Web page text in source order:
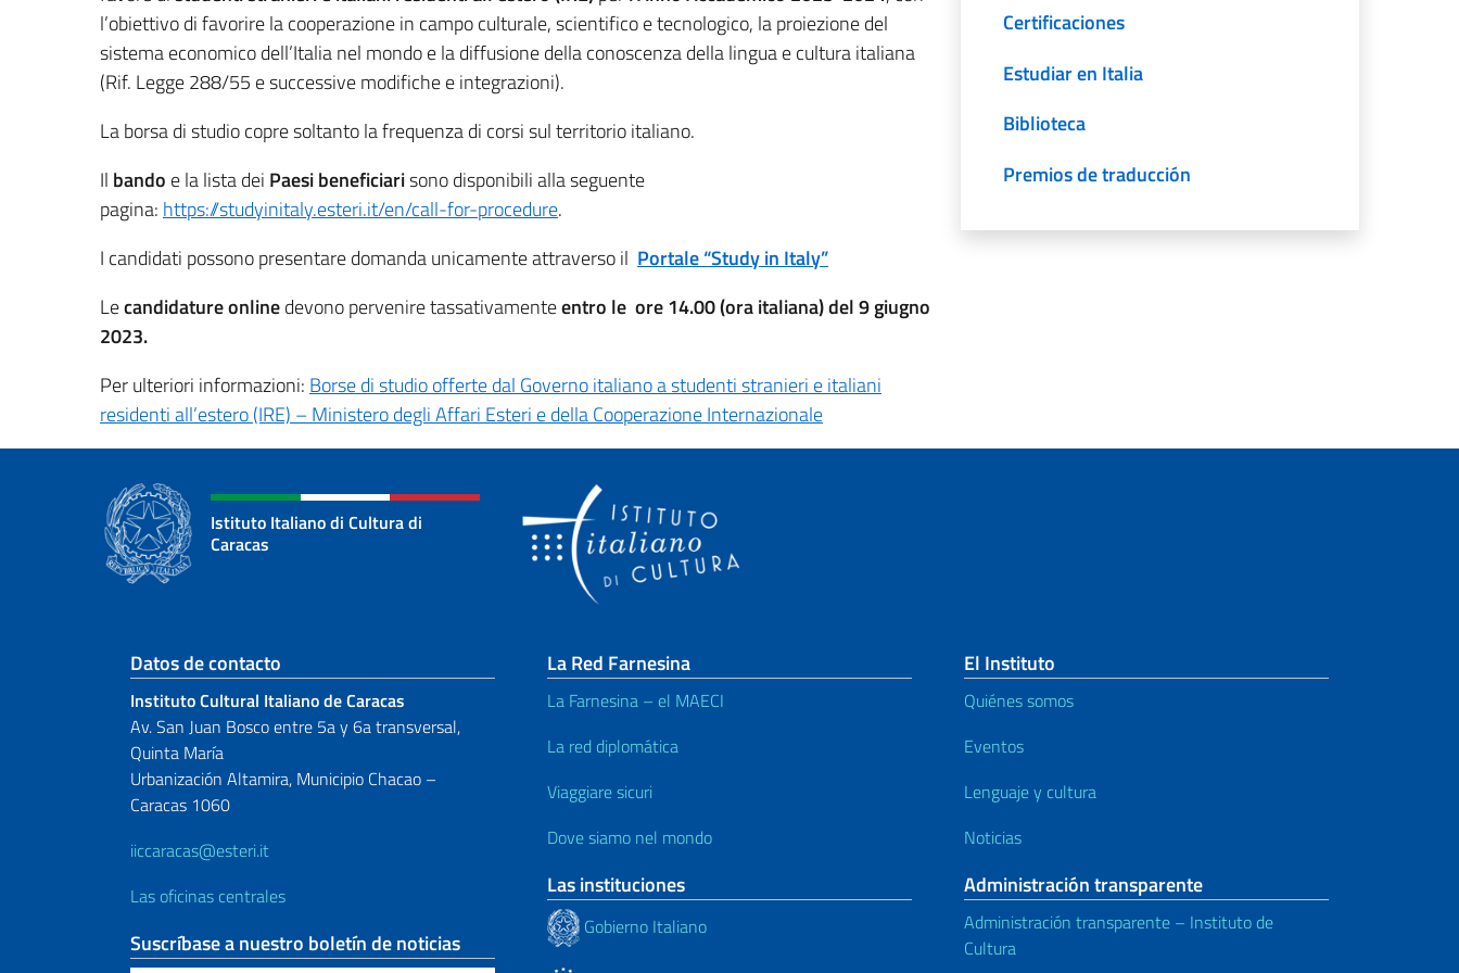
l’obiettivo di favorire la cooperazione in campo culturale, scientifico e tecnologico, la proiezione del
sistema economico dell’Italia nel mondo e la diffusione della conoscenza della lingua e cultura italiana
(Rif. Legge 288/55 e successive modifiche e integrazioni).
La borsa di studio copre soltanto la frequenza di corsi sul territorio italiano.
Il bando e la lista dei Paesi beneficiarisono disponibili alla seguente
pagina: https://studyinitaly.esteri.it/en/call-for-procedure.
I candidati possono presentare domanda unicamente attraverso il Portale “Study in Italy”
Lecandidature onlinedevono pervenire tassativamenteentro le ore 14.00 (ora italiana) del 9 giugno
2023.
Per ulteriori informazioni: Borse di studio offerte dal Governo italiano a studenti stranieri e italiani
residenti all’estero (IRE) – Ministero degli Affari Esteri e della Cooperazione Internazionale
Certificaciones
Estudiar en Italia
Biblioteca
Premios de traducción
Istituto Italiano di Cultura di
Caracas
Sezione footer
Datos de contacto
Instituto Cultural Italiano de Caracas
Av. San Juan Bosco entre 5a y 6a transversal,
Quinta María
Urbanización Altamira, Municipio Chacao –
Caracas 1060
iiccaracas@esteri.it
Las oficinas centrales
Suscríbase a nuestro boletín de noticias
La Red Farnesina
La Farnesina – el MAECI
La red diplomática
Viaggiare sicuri
Dove siamo nel mondo
Las instituciones
Gobierno Italiano
El Instituto
Quiénes somos
Eventos
Lenguaje y cultura
Noticias
Administración transparente
Administración transparente – Instituto de
Cultura